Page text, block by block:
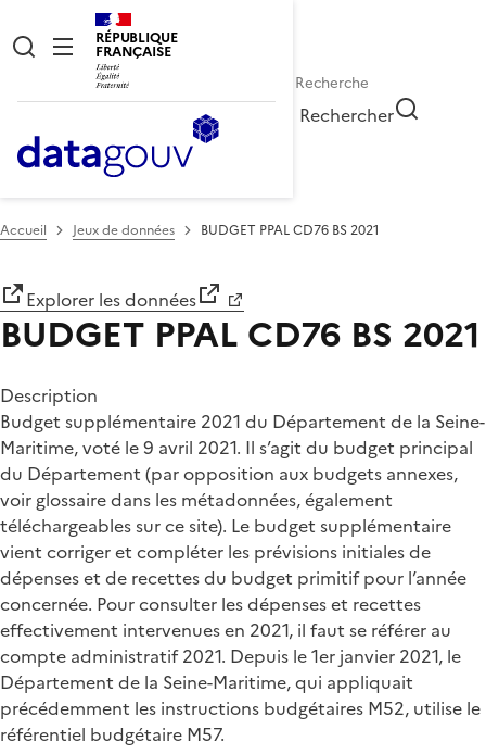
RÉPUBLIQUE
FRANÇAISE
Rechercher
Accueil Jeux de données BUDGET PPAL CD76 BS 2021
Explorer les données
BUDGET PPAL CD76 BS 2021
Description
Budget supplémentaire 2021 du Département de la Seine-
Maritime, voté le 9 avril 2021. Il s’agit du budget principal
du Département (par opposition aux budgets annexes,
voir glossaire dans les métadonnées, également
téléchargeables sur ce site). Le budget supplémentaire
vient corriger et compléter les prévisions initiales de
dépenses et de recettes du budget primitif pour l’année
concernée. Pour consulter les dépenses et recettes
effectivement intervenues en 2021, il faut se référer au
compte administratif 2021. Depuis le 1er janvier 2021, le
Département de la Seine-Maritime, qui appliquait
précédemment les instructions budgétaires M52, utilise le
référentiel budgétaire M57.